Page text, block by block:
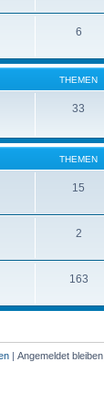
6
THEMEN
33
THEMEN
15
2
163
| Angemeldet bleiben